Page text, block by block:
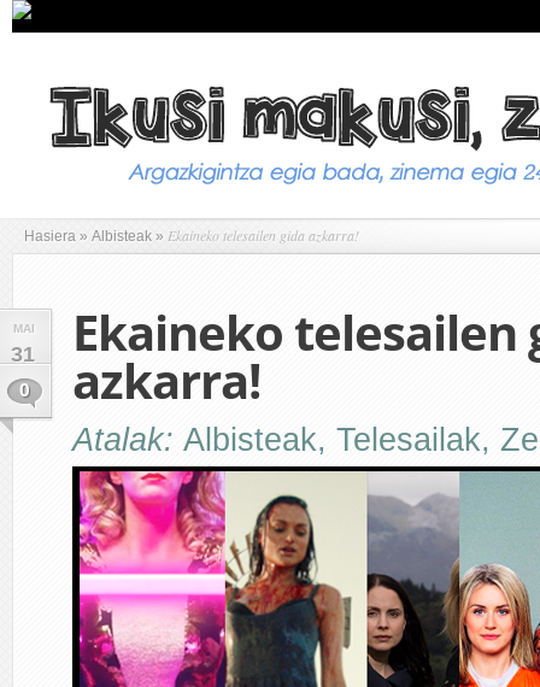
Hasiera » Albisteak » Ekaineko telesailen gida azkarra!
MAI
31
0
Ekaineko telesailen
azkarra!
Atalak: Albisteak, Telesailak,